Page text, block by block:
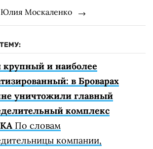
Москаленко
и наиболее
в Броварах
уничтожили главный
комплекс
По словам
компании,